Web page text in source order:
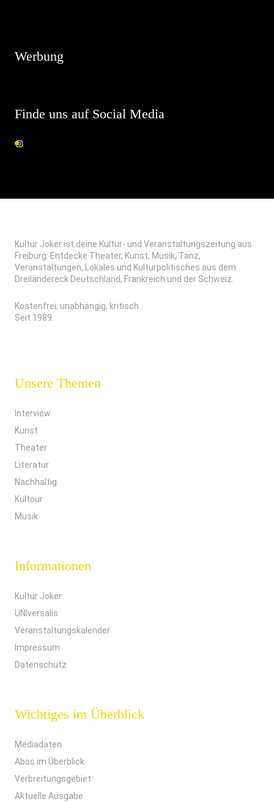
Werbung
Finde uns auf Social Media
Kultur Joker ist deine Kultur- und Veranstaltungszeitung aus
Freiburg. Entdecke Theater, Kunst, Musik, Tanz,
Veranstaltungen, Lokales und Kulturpolitisches aus dem
Dreiländereck Deutschland, Frankreich und der Schweiz.
Kostenfrei, unabhängig, kritisch.
Seit 1989.
Unsere Themen
Interview
Kunst
Theater
Literatur
Nachhaltig
Kultour
Musik
Informationen
Kultur Joker
UNIversalis
Veranstaltungskalender
Impressum
Datenschutz
Wichtiges im Überblick
Mediadaten
Abos im Überblick
Verbreitungsgebiet
Aktuelle Ausgabe